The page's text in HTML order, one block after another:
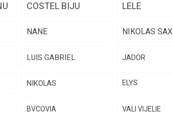
COSTEL BIJU LELE
NANE NIKOLAS SAX
LUIS GABRIEL JADOR
NIKOLAS ELYS
BVCOVIA VALI VIJELIE